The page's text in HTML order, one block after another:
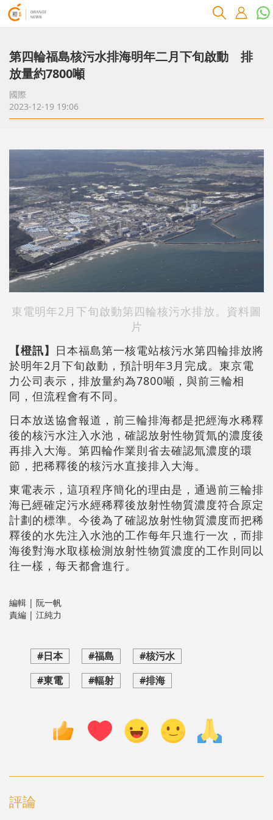
第四輪福島核污水排海明年二月下旬啟動 排
放量約7800噸
國際
2023-12-19 19:06
東電明年2月下旬啟動第四輪核污水排放。資料圖
片
【橙訊】 日本福島第一核電站核污水第四輪排放將
於明年2月下旬啟動，預計明年3月完成。東京電
力公司表示，排放量約為7800噸，與前三輪相
同，但流程會有不同。
日本放送協會報道，前三輪排海都是把經海水稀釋
後的核污水注入水池，確認放射性物質氚的濃度後
再排入大海。第四輪作業則省去確認氚濃度的環
節，把稀釋後的核污水直接排入大海。
東電表示，這項程序簡化的理由是，通過前三輪排
海已經確定污水經稀釋後放射性物質濃度符合原定
計劃的標準。今後為了確認放射性物質濃度而把稀
釋後的水先注入水池的工作每年只進行一次，而排
海後對海水取樣檢測放射性物質濃度的工作則同以
往一樣，每天都會進行。
編輯 | 阮一帆
責編 | 江純力
#日本 #福島
#核污水
#東電
#輻射 #排海
評論